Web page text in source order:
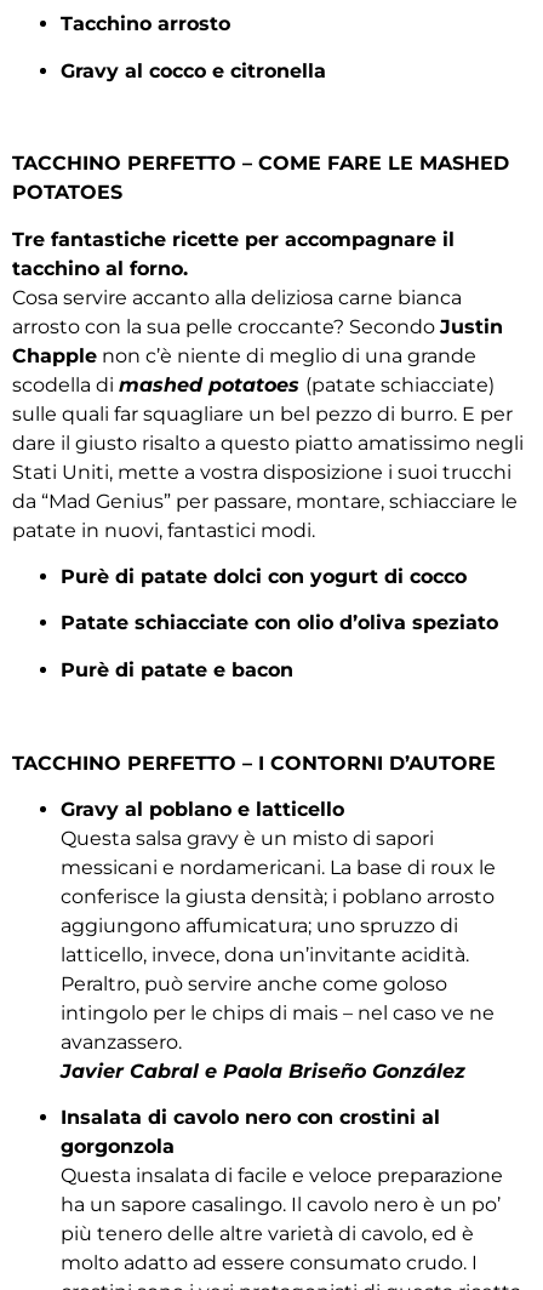
Tacchino arrosto
Gravy al cocco e citronella
TACCHINO PERFETTO – COME FARE LE MASHED
POTATOES
Tre fantastiche ricette per accompagnare il
tacchino al forno.
Cosa servire accanto alla deliziosa carne bianca
arrosto con la sua pelle croccante? Secondo Justin
Chapple non c’è niente di meglio di una grande
scodella di mashed potatoes (patate schiacciate)
sulle quali far squagliare un bel pezzo di burro. E per
dare il giusto risalto a questo piatto amatissimo negli
Stati Uniti, mette a vostra disposizione i suoi trucchi
da “Mad Genius” per passare, montare, schiacciare le
patate in nuovi, fantastici modi.
Purè di patate dolci con yogurt di cocco
Patate schiacciate con olio d’oliva speziato
Purè di patate e bacon
TACCHINO PERFETTO – I CONTORNI D’AUTORE
Gravy al poblano e latticello
Questa salsa gravy è un misto di sapori
messicani e nordamericani. La base di roux le
conferisce la giusta densità; i poblano arrosto
aggiungono affumicatura; uno spruzzo di
latticello, invece, dona un’invitante acidità.
Peraltro, può servire anche come goloso
intingolo per le chips di mais – nel caso ve ne
avanzassero.
Javier Cabral e Paola Briseño González
Insalata di cavolo nero con crostini al
gorgonzola
Questa insalata di facile e veloce preparazione
ha un sapore casalingo. Il cavolo nero è un po’
più tenero delle altre varietà di cavolo, ed è
molto adatto ad essere consumato crudo. I